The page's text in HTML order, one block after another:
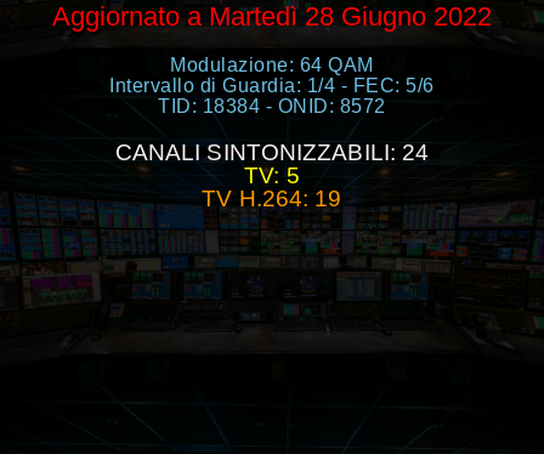
Aggiornato a Martedì 28 Giugno 2022
Modulazione: 64 QAM
Intervallo di Guardia: 1/4 - FEC: 5/6
TID: 18384 - ONID: 8572
CANALI SINTONIZZABILI: 24
TV: 5
TV H.264: 19